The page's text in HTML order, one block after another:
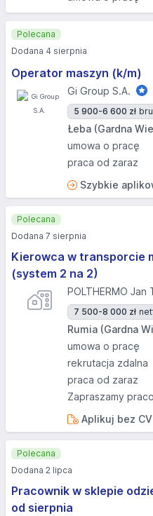
Operator maszyn (k/m)
Gi Group S.A.
5 900-6 600 zł
Łeba (Gardna
umowa o pracę
praca od zaraz
Szybkie
Polecana
Dodana 4 sierpnia
Kierowca w transporcie
(system 2 na 2)
POLTHERMO Jan
7 500-8 000 zł
Rumia (Gardna
umowa o pracę
rekrutacja zdalna
praca od zaraz
Zapraszamy
Aplikuj bez CV
Polecana
Dodana 7 sierpnia
Pracownik w sklepie
od sierpnia
Polecana
Dodana 2 lipca